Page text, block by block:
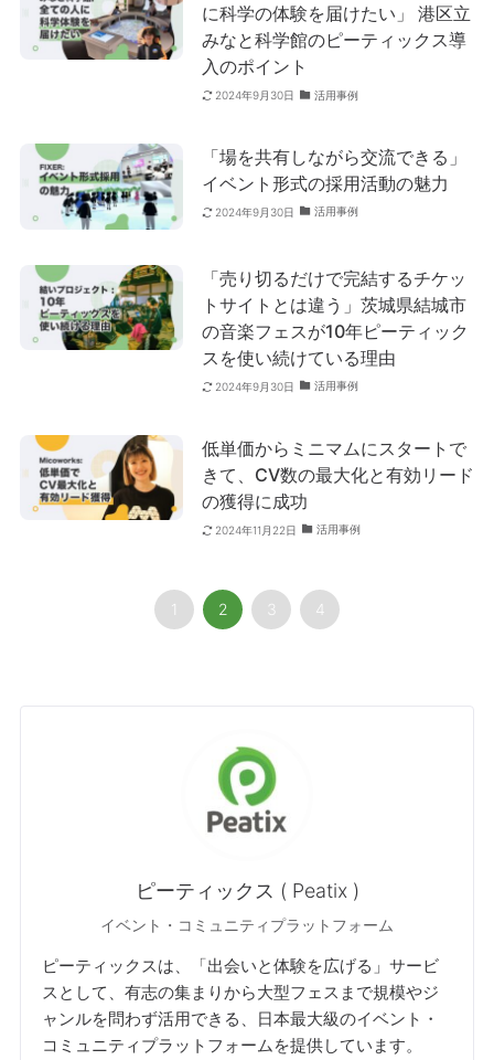
に科学の体験を届けたい」 港区立
みなと科学館のピーティックス導
入のポイント
2024年9月30日 活用事例
「場を共有しながら交流できる」
イベント形式の採用活動の魅力
2024年9月30日 活用事例
「売り切るだけで完結するチケッ
トサイトとは違う」茨城県結城市
の音楽フェスが10年ピーティック
スを使い続けている理由
2024年9月30日 活用事例
低単価からミニマムにスタートで
きて、CV数の最大化と有効リード
の獲得に成功
2024年11月22日 活用事例
1 2 3 4
ピーティックス ( Peatix )
イベント・コミュニティプラットフォーム
ピーティックスは、「出会いと体験を広げる」サービ
スとして、有志の集まりから大型フェスまで規模やジ
ャンルを問わず活用できる、日本最大級のイベント・
コミュニティプラットフォームを提供しています。